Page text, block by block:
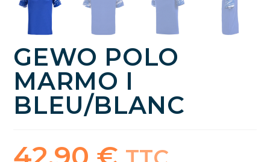
GEWO POLO
MARMO I
BLEU/BLANC